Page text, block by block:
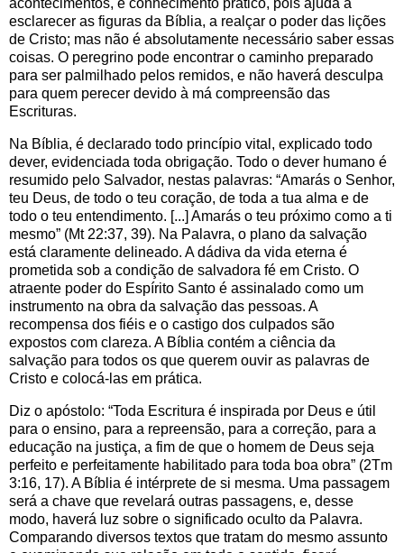
acontecimentos, é conhecimento prático, pois ajuda a
esclarecer as figuras da Bíblia, a realçar o poder das lições
de Cristo; mas não é absolutamente necessário saber essas
coisas. O peregrino pode encontrar o caminho preparado
para ser palmilhado pelos remidos, e não haverá desculpa
para quem perecer devido à má compreensão das
Escrituras.
Na Bíblia, é declarado todo princípio vital, explicado todo
dever, evidenciada toda obrigação. Todo o dever humano é
resumido pelo Salvador, nestas palavras: “Amarás o Senhor,
teu Deus, de todo o teu coração, de toda a tua alma e de
todo o teu entendimento. [...] Amarás o teu próximo como a ti
mesmo” (Mt 22:37, 39). Na Palavra, o plano da salvação
está claramente delineado. A dádiva da vida eterna é
prometida sob a condição de salvadora fé em Cristo. O
atraente poder do Espírito Santo é assinalado como um
instrumento na obra da salvação das pessoas. A
recompensa dos fiéis e o castigo dos culpados são
expostos com clareza. A Bíblia contém a ciência da
salvação para todos os que querem ouvir as palavras de
Cristo e colocá-las em prática.
Diz o apóstolo: “Toda Escritura é inspirada por Deus e útil
para o ensino, para a repreensão, para a correção, para a
educação na justiça, a fim de que o homem de Deus seja
perfeito e perfeitamente habilitado para toda boa obra” (2Tm
3:16, 17). A Bíblia é intérprete de si mesma. Uma passagem
será a chave que revelará outras passagens, e, desse
modo, haverá luz sobre o significado oculto da Palavra.
Comparando diversos textos que tratam do mesmo assunto